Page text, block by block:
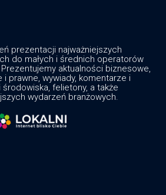
prezentacji najważniejszych
do małych i średnich operatorów
aktualności biznesowe,
prawne, wywiady, komentarze i
felietony, a także
wydarzeń branżowych.